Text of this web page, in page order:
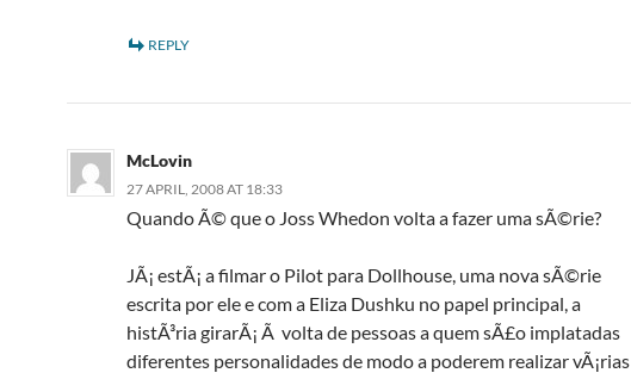
REPLY
McLovin
27 APRIL, 2008 AT 18:33
Quando Ã© que o Joss Whedon volta a fazer uma sÃ©rie?
JÃ¡ estÃ¡ a filmar o Pilot para Dollhouse, uma nova sÃ©rie
escrita por ele e com a Eliza Dushku no papel principal, a
histÃ³ria girarÃ¡ Ã volta de pessoas a quem sÃ£o implatadas
diferentes personalidades de modo a poderem realizar vÃ¡rias